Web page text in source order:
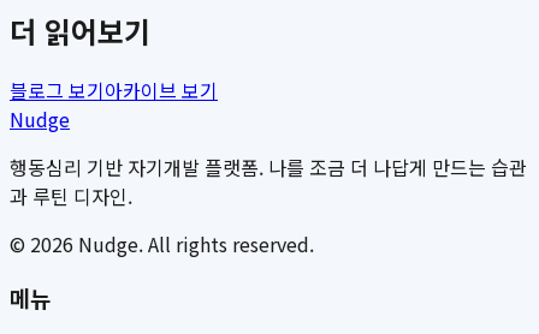
더 읽어보기
블로그 보기아카이브 보기
Nudge
행동심리 기반 자기개발 플랫폼. 나를 조금 더 나답게 만드는 습관
과 루틴 디자인.
© 2026 Nudge. All rights reserved.
메뉴